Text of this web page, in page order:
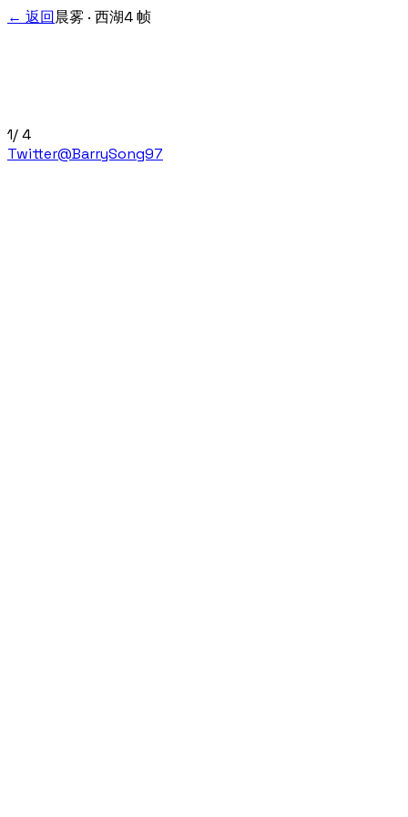
← 返回晨雾 · 西湖4帧
1/ 4
Twitter@BarrySong97